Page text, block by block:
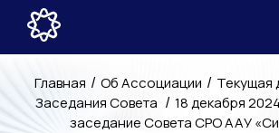
Главная / Об Ассоциации / Текущая
Заседания Совета / 18 декабря
заседание Совета СРО ААУ